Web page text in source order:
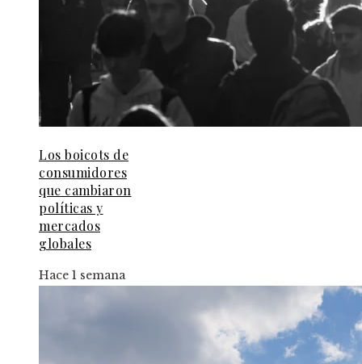
Los boicots de
consumidores
que cambiaron
políticas y
mercados
globales
Hace 1 semana